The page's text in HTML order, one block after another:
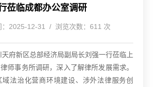
莅临成都办公室调研
：2025-12-31 / 浏览次数：611 次
府新区总部经济局副局长刘强一行莅临上
师事务所调研，深入了解律所发展需求。
法治化营商环境建设、涉外法律服务创